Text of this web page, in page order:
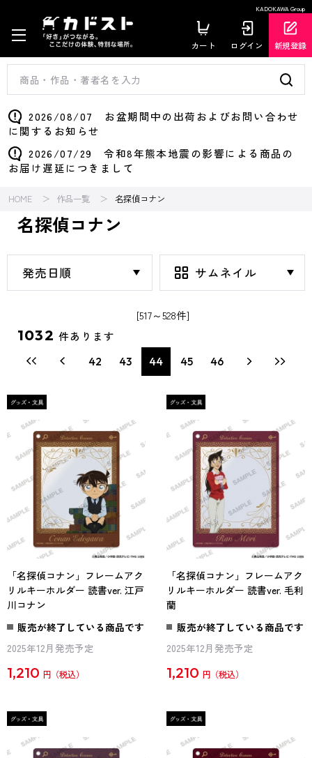
KADOKAWA Group
カート ログイン 新規登録
2026/08/07 お盆期間中の出荷およびお問い合わせ
に関するお知らせ
2026/07/29 令和8年熊本地震の影響による商品の
お届け遅延につきまして
HOME 作品一覧 名探偵コナン
名探偵コナン
[517～528件]
1032 件あります
42 43 44 45 46
「名探偵コナン」フレームアク
リルキーホルダー 読書ver. 江戸
川コナン
販売が終了している商品です
2025年12月発売予定
1,210 円
「名探偵コナン」フレームアク
リルキーホルダー 読書ver. 毛利
蘭
販売が終了している商品です
2025年12月発売予定
1,210 円